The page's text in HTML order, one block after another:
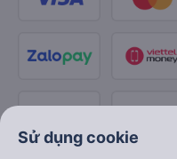
Sử dụng cookie